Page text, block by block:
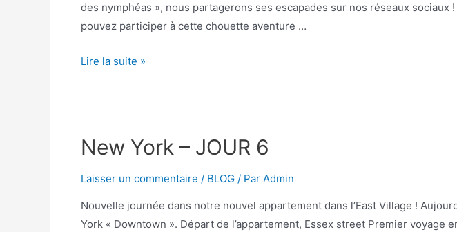
des nymphéas », nous partagerons ses escapades sur nos réseaux sociaux
pouvez participer à cette chouette aventure …
Lire la suite »
New York – JOUR 6
Laisser un commentaire / BLOG / Par Admin
Nouvelle journée dans notre nouvel appartement dans l’East Village !
York « Downtown ». Départ de l’appartement, Essex street Premier voyage